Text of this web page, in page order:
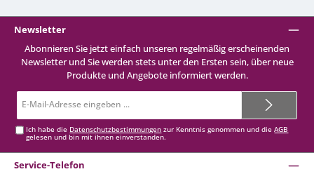
Newsletter
Abonnieren Sie jetzt einfach unseren regelmäßig erscheinenden
Newsletter und Sie werden stets unter den Ersten sein, über neue
Produkte und Angebote informiert werden.
Mail-
Ich habe die Datenschutzbestimmungen zur Kenntnis genommen und dieAGB
gelesen und bin mit ihnen einverstanden.
Service-Telefon